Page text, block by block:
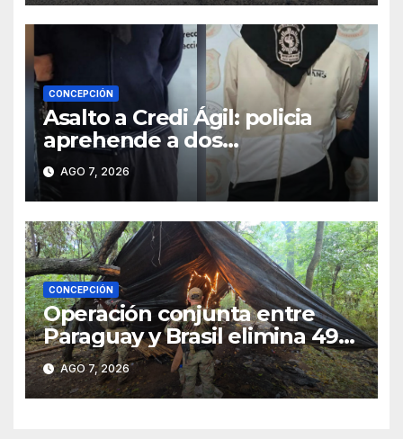
CONCEPCIÓN
Asalto a Credi Ágil: policia
aprehende a dos
sospechosos e incauta
evidencias en Concepción
AGO 7, 2026
CONCEPCIÓN
Operación conjunta entre
Paraguay y Brasil elimina 498
toneladas de marihuana en
Amambay
AGO 7, 2026